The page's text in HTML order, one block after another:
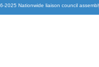
2025 Nationwide liaison council